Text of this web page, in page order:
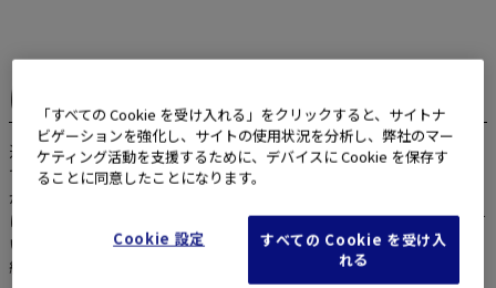
はじめに
近年、とても人気の野鳥撮影。野外を歩いていても、以前にも増し
て、超望遠レンズをつけたカメラや双眼鏡を下げて歩く方をよく見
かけるようになりました。野鳥たちはとても魅力的ですから、一度
はじめてみるとその奥深さにハマってしまうことは、私もよく知って
います。鳥たちのことをもっと知りたい、見たいという気持ちが持
続した結果、20年以上続く趣味となりました。
「すべての Cookie を受け入れる」をクリックすると、サイトナ
ビゲーションを強化し、サイトの使用状況を分析し、弊社のマー
ケティング活動を支援するために、デバイスに Cookie を保存す
ることに同意したことになります。
Cookie 設定
すべての Cookie を受け入
れる